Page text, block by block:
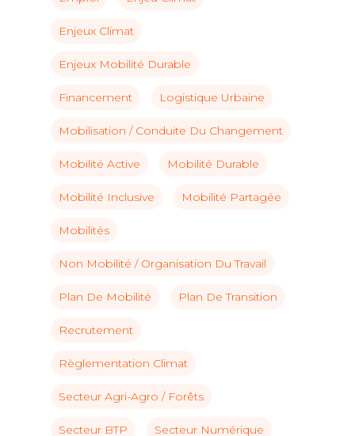
Enjeux Climat
Enjeux Mobilité Durable
Financement Logistique Urbaine
Mobilisation / Conduite Du Changement
Mobilité Active Mobilité Durable
Mobilité Inclusive Mobilité Partagée
Mobilités
Non Mobilité / Organisation Du Travail
Plan De Mobilité Plan De Transition
Recrutement
Règlementation Climat
Secteur Agri-Agro / Forêts
Secteur BTP Secteur Numérique